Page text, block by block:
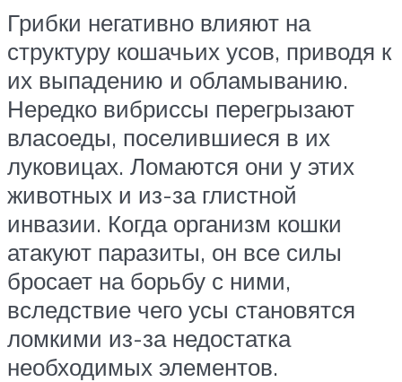
Грибки негативно влияют на
структуру кошачьих усов, приводя к
их выпадению и обламыванию.
Нередко вибриссы перегрызают
власоеды, поселившиеся в их
луковицах. Ломаются они у этих
животных и из-за глистной
инвазии. Когда организм кошки
атакуют паразиты, он все силы
бросает на борьбу с ними,
вследствие чего усы становятся
ломкими из-за недостатка
необходимых элементов.